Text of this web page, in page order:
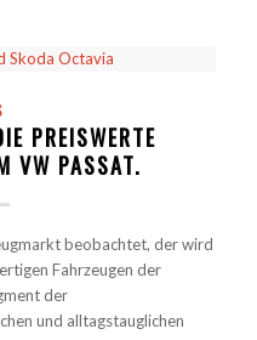
PREISWERTE
VW PASSAT.
beobachtet, der wird
Fahrzeugen der
der
und alltagstauglichen